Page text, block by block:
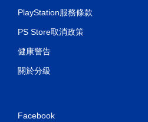
PlayStation服務條款
PS Store取消政策
健康警告
關於分級
Facebook